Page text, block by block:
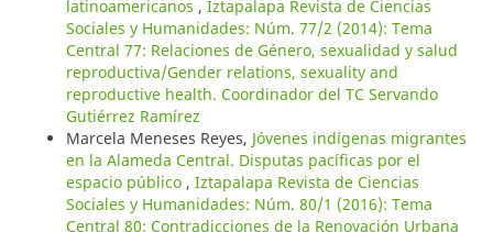
latinoamericanos , Iztapalapa Revista de Ciencias
Sociales y Humanidades: Núm. 77/2 (2014): Tema
Central 77: Relaciones de Género, sexualidad y salud
reproductiva/Gender relations, sexuality and
reproductive health. Coordinador del TC Servando
Gutiérrez Ramírez
Marcela Meneses Reyes, Jóvenes indígenas migrantes
en la Alameda Central. Disputas pacíficas por el
espacio público , Iztapalapa Revista de Ciencias
Sociales y Humanidades: Núm. 80/1 (2016): Tema
Central 80: Contradicciones de la Renovación Urbana